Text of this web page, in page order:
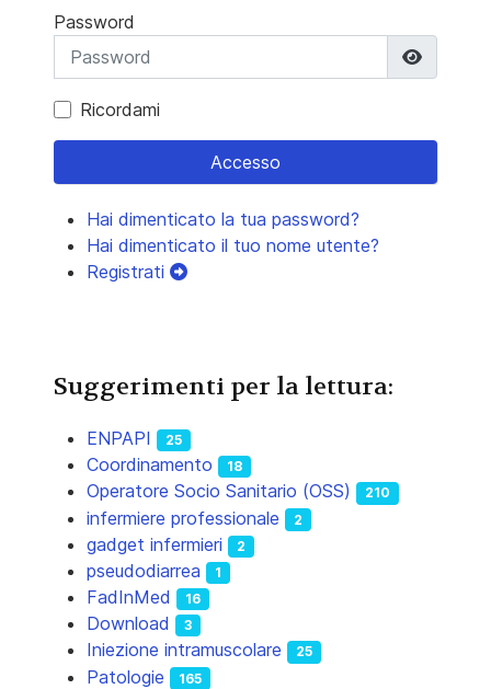
Password
Ricordami
Accesso
Hai dimenticato la tua password?
Hai dimenticato il tuo nome utente?
Registrati
Suggerimenti per la lettura:
ENPAPI 25
Coordinamento 18
Operatore Socio Sanitario (OSS) 210
infermiere professionale 2
gadget infermieri 2
pseudodiarrea 1
FadInMed 16
Download 3
Iniezione intramuscolare 25
Patologie 165